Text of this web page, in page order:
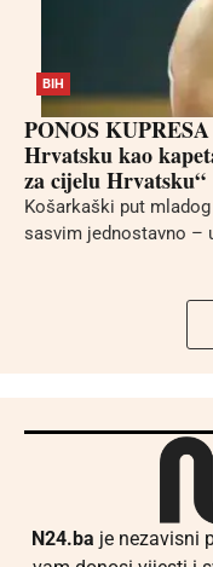
BIH
PONOS
Hrvatsku kao
za cijelu Hrvatsku“
Košarkaški put
sasvim jednostavno –
N24.ba je nezavisni